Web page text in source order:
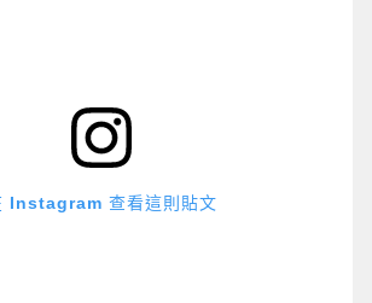
Instagram 查看這則貼文